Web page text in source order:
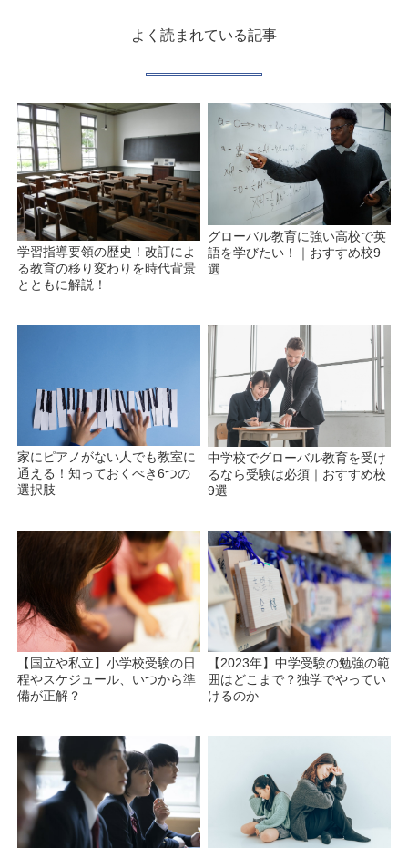
よく読まれている記事
学習指導要領の歴史！改訂によ
る教育の移り変わりを時代背景
とともに解説！
グローバル教育に強い高校で英
語を学びたい！｜おすすめ校9
選
家にピアノがない人でも教室に
通える！知っておくべき6つの
選択肢
中学校でグローバル教育を受け
るなら受験は必須｜おすすめ校
9選
【国立や私立】小学校受験の日
程やスケジュール、いつから準
備が正解？
【2023年】中学受験の勉強の範
囲はどこまで？独学でやってい
けるのか